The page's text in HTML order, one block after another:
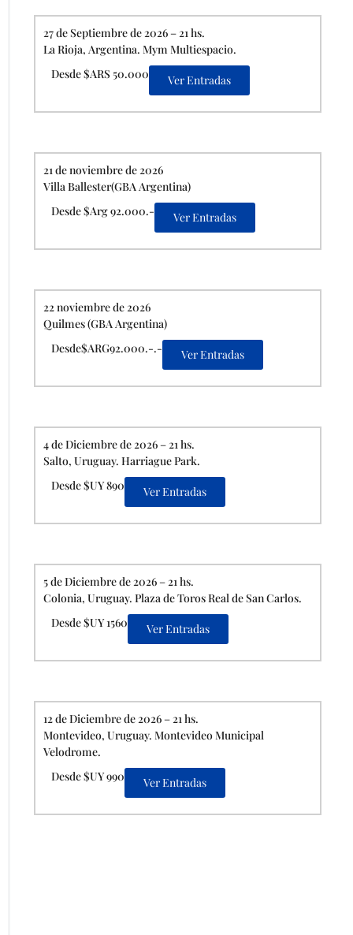
27 de Septiembre de 2026 – 21 hs.
La Rioja, Argentina. Mym Multiespacio.
Desde $ARS 50.000
Ver Entradas
21 de noviembre de 2026
Villa Ballester(GBA Argentina)
Desde $Arg 92.000.-
Ver Entradas
22 noviembre de 2026
Quilmes (GBA Argentina)
Desde$ARG92.000.-.-
Ver Entradas
4 de Diciembre de 2026 – 21 hs.
Salto, Uruguay. Harriague Park.
Desde $UY 890
Ver Entradas
5 de Diciembre de 2026 – 21 hs.
Colonia, Uruguay. Plaza de Toros Real de San Carlos.
Desde $UY 1560
Ver Entradas
12 de Diciembre de 2026 – 21 hs.
Montevideo, Uruguay. Montevideo Municipal
Velodrome.
Desde $UY 990
Ver Entradas